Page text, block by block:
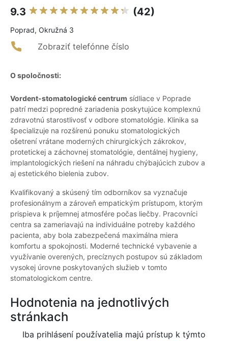
9.3 (42)
Poprad, Okružná 3
Zobraziť telefónne číslo
O spoločnosti:
Vordent-stomatologické centrum sídliace v Poprade
patrí medzi popredné zariadenia poskytujúce komplexnú
zdravotnú starostlivosť v odbore stomatológie. Klinika sa
špecializuje na rozšírenú ponuku stomatologických
ošetrení vrátane moderných chirurgických zákrokov,
protetickej a záchovnej stomatológie, dentálnej hygieny,
implantologických riešení na náhradu chýbajúcich zubov a
aj estetického bielenia zubov.
Kvalifikovaný a skúsený tím odborníkov sa vyznačuje
profesionálnym a zároveň empatickým prístupom, ktorým
prispieva k príjemnej atmosfére počas liečby. Pracovníci
centra sa zameriavajú na individuálne potreby každého
pacienta, aby bola zabezpečená maximálna miera
komfortu a spokojnosti. Moderné technické vybavenie a
využívanie overených, precíznych postupov sú základom
vysokej úrovne poskytovaných služieb v tomto
stomatologickom centre.
Hodnotenia na jednotlivých
stránkach
Iba prihlásení používatelia majú prístup k týmto